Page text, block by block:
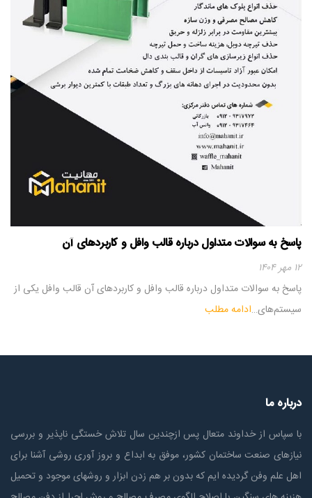
پاسخ به سوالات متداول درباره قالب وافل و کاربردهای آن
۱۲ مهر ۱۴۰۴
پاسخ به سوالات متداول درباره قالب وافل و کاربردهای آن قالب وافل یکی از
سیستم‌های…ادامه مطلب
درباره ما
با سپاس از خداوند متعال پس ازچندين سال تلاش خستگی ناپذير و بررسی
نیازهای صنعت ساختمان كشور، موفق به ابداع و بروز آوری روشی آشنا برای
اهل علم وفن گردیده ایم که بدون بر هم زدن ابزار و روشهای موجود و تحمیل